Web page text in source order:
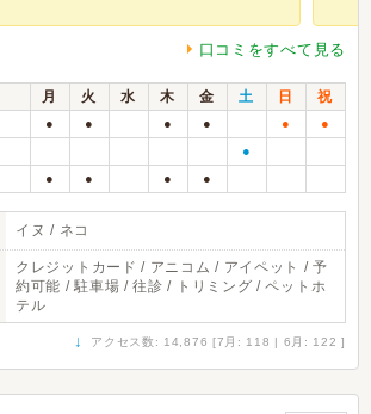
口コミをすべて見る
月 火 水 木 金 土 日
祝
● ● ● ● ● ●
●
● ● ● ●
イヌ / ネコ
クレジットカード / アニコム / アイペット / 予
約可能 / 駐車場 / 往診 / トリミング / ペットホ
テル
↓ アクセス数: 14,876 [7月: 118 | 6月: 122 ]